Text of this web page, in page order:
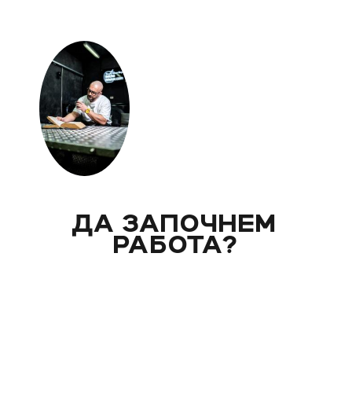
ДА ЗАПОЧНЕМ
РАБОТА?